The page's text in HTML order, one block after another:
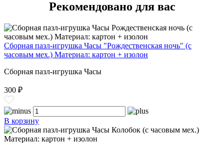
Рекомендовано для вас
Сборная пазл-игрушка Часы "Рождественская ночь" (с
часовым мех.) Материал: картон + изолон
Сборная пазл-игрушка Часы
300 ₽
В корзину